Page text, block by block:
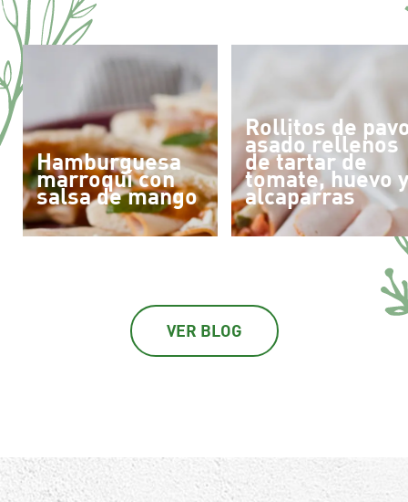
Hamburguesa
marroquí con
salsa de mango
Rollitos de
asado rellenos
de tartar de
tomate, huevo y
alcaparras
VER BLOG